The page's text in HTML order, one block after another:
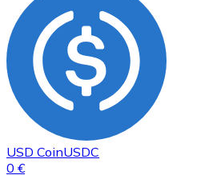
USD CoinUSDC
0 €